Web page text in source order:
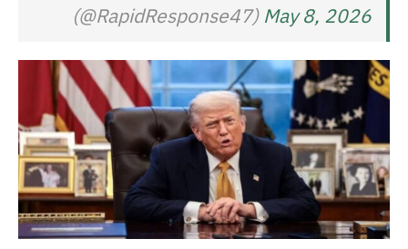
(@RapidResponse47)May 8, 2026